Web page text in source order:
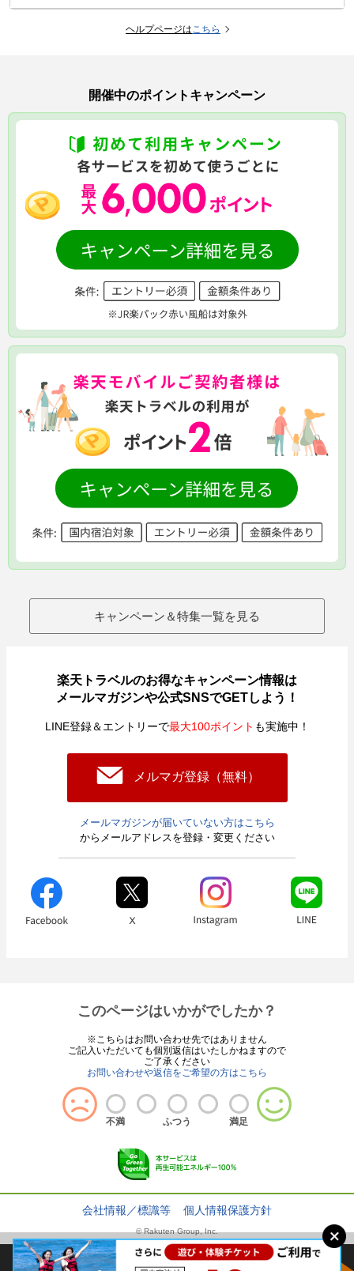
ヘルプページはこちら
開催中のポイントキャンペーン
キャンペーン＆特集一覧を見る
楽天トラベルのお得なキャンペーン情報は
メールマガジンや公式SNSでGETしよう！
LINE登録＆エントリーで最大100ポイント も実施中！
メルマガ登録（無料）
メールマガジンが届いていない方はこちら
からメールアドレスを登録・変更ください
このページはいかがでしたか？
※こちらはお問い合わせ先ではありません
ご記入いただいても個別返信はいたしかねますので
ご了承ください
お問い合わせや返信をご希望の方はこちら
不満 ふつう 満足
会社情報／標識等 個人情報保護方針
© Rakuten Group, Inc.